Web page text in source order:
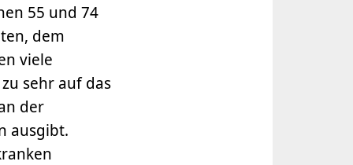
55 und 74
dem
viele
sehr auf das
der
ausgibt.